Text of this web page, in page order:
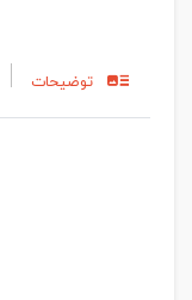
توضیحات